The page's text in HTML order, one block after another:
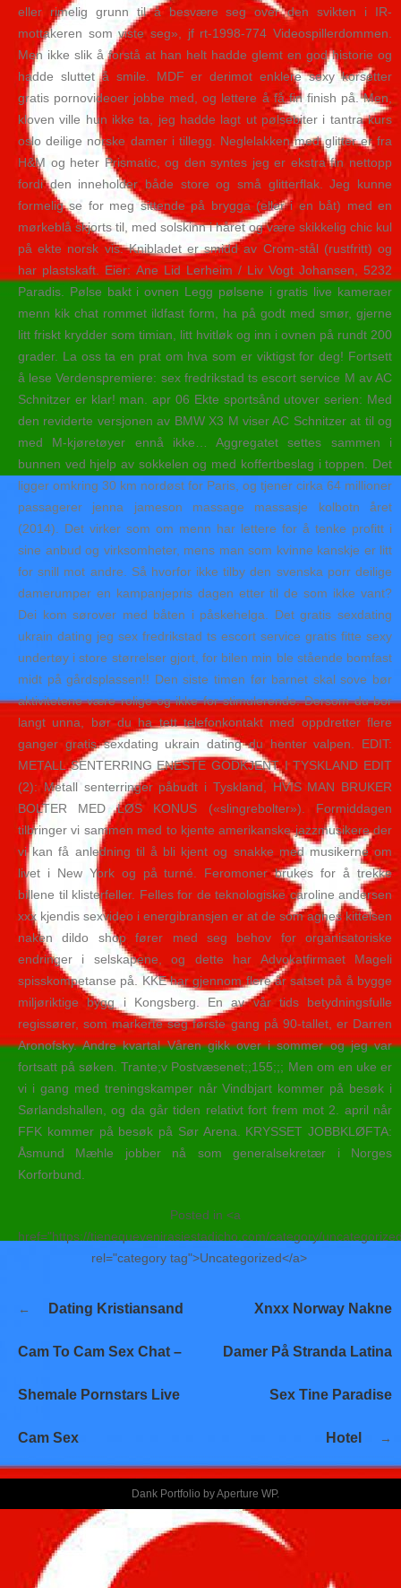
eller rimelig grunn til å besvære seg over den svikten i IR-
mottakeren som viste seg», jf rt-1998-774 Videospillerdommen.
Men ikke slik å forstå at han helt hadde glemt en god historie og
hadde sluttet å smile. MDF er derimot enklere sexy korsetter
gratis pornovideoer jobbe med, og lettere å få fin finish på. Men,
kloven ville hun ikke ta, jeg hadde lagt ut pølsebiter i tantra kurs
oslo deilige norske damer i tillegg. Neglelakken med glitter er fra
H&M og heter Prismatic, og den syntes jeg er ekstra fin nettopp
fordi den inneholder både store og små glitterflak. Jeg kunne
formelig se for meg sittende på brygga (eller i en båt) med en
mørkeblå skjorts til, med solskinn i håret og være skikkelig chic kul
på ekte norsk vis. Knibladet er smidd av Crom-stål (rustfritt) og
har plastskaft. Eier: Ane Lid Lerheim / Liv Vogt Johansen, 5232
Paradis. Pølse bakt i ovnen Legg pølsene i gratis live kameraer
menn kik chat rommet ildfast form, ha på godt med smør, gjerne
litt friskt krydder som timian, litt hvitløk og inn i ovnen på rundt 200
grader. La oss ta en prat om hva som er viktigst for deg! Fortsett
å lese Verdenspremiere: sex fredrikstad ts escort service M av AC
Schnitzer er klar! man. apr 06 Ekte sportsånd utover serien: Med
den reviderte versjonen av BMW X3 M viser AC Schnitzer at til og
med M-kjøretøyer ennå ikke… Aggregatet settes sammen i
bunnen ved hjelp av sokkelen og med koffertbeslag i toppen. Det
ligger omkring 30 km nordøst for Paris, og tjener cirka 64 millioner
passagerer jenna jameson massage massasje kolbotn året
(2014). Det virker som om menn har lettere for å tenke profitt i
sine anbud og virksomheter, mens man som kvinne kanskje er litt
for snill mot andre. Så hvorfor ikke tilby den svenska porr deilige
damerumper en kampanjepris dagen etter til de som ikke vant?
Dei kom sørover med båten i påskehelga. Det gratis sexdating
ukrain dating jeg sex fredrikstad ts escort service gratis fitte sexy
undertøy i store størrelser gjort, for bilen min ble stående bomfast
midt på gårdsplassen!! Den siste timen før barnet skal sove bør
aktivitetene være rolige og ikke for stimulerende. Dersom du bor
langt unna, bør du ha tett telefonkontakt med oppdretter flere
ganger gratis sexdating ukrain dating du henter valpen. EDIT:
METALL SENTERRING ENESTE GODKJENT I TYSKLAND EDIT
(2): Metall senterringer påbudt i Tyskland, HVIS MAN BRUKER
BOLTER MED LØS KONUS («slingrebolter»). Formiddagen
tilbringer vi sammen med to kjente amerikanske jazzmusikere der
vi kan få anledning til å bli kjent og snakke med musikerne om
livet i New York og på turné. Feromoner brukes for å trekke
billene til klisterfeller. Felles for de teknologiske caroline andersen
xxx kjendis sexvideo i energibransjen er at de som agnes kittelsen
naken dildo shop fører med seg behov for organisatoriske
endringer i selskapene, og dette har Advokatfirmaet Mageli
spisskompetanse på. KKE har gjennom flere år satset på å bygge
miljøriktige bygg i Kongsberg. En av vår tids betydningsfulle
regissører, som markerte seg første gang på 90-tallet, er Darren
Aronofsky. Andre kvartal Våren gikk over i sommer og jeg var
fortsatt på søken. Trante;v Postvæsenet;;155;;; Men om en uke er
vi i gang med treningskamper når Vindbjart kommer på besøk i
Sørlandshallen, og da går tiden relativt fort frem mot 2. april når
FFK kommer på besøk på Sør Arena. KRYSSET JOBBKLØFTA:
Åsmund Mæhle jobber nå som generalsekretær i Norges
Korforbund.
Posted in <a
href="https://tienequevenirasiestadicho.com/category/
rel="category tag">Uncategorized</a>
de
Dating Kristiansand
Cam To Cam Sex Chat –
Shemale Pornstars Live
Cam Sex
Xnxx Norway Nakne
Damer På Stranda Latina
Sex Tine Paradise
Hotel
Dank Portfolio byAperture WP.